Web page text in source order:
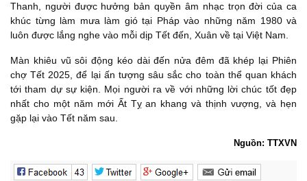
Thanh, người được hưởng bản quyền âm nhạc trọn đời của ca
khúc từng làm mưa làm gió tại Pháp vào những năm 1980 và
luôn được lắng nghe vào mỗi dịp Tết đến, Xuân về tại Việt Nam.
Màn khiêu vũ sôi động kéo dài đến nửa đêm đã khép lại Phiên
chợ Tết 2025, để lại ấn tượng sâu sắc cho toàn thể quan khách
tới tham dự sự kiện. Mọi người ra về với những lời chúc tốt đẹp
nhất cho một năm mới Ất Tỵ an khang và thịnh vượng, và hẹn
gặp lại vào Tết năm sau.
Nguồn: TTXVN